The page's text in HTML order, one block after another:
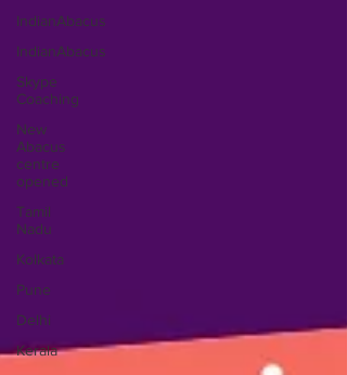
IndianAbacus
IndianAbacus
Skype
Coaching
New
Abacus
centre
opened
Tamil
Nadu
Kolkata
Pune
Delhi
Kerala